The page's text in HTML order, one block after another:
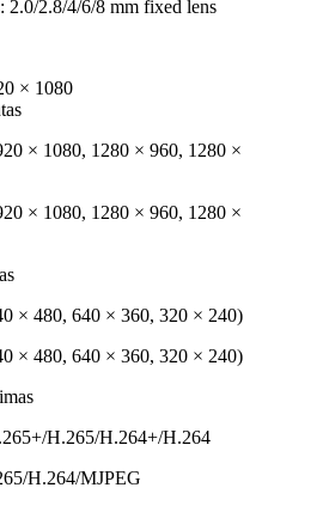
2.0/2.8/4/6/8 mm fixed lens
× 1080
× 1080, 1280 × 960, 1280 ×
× 1080, 1280 × 960, 1280 ×
× 480, 640 × 360, 320 × 240)
× 480, 640 × 360, 320 × 240)
H.265/H.264+/H.264
H.264/MJPEG